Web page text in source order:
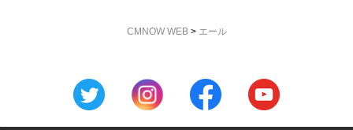
CMNOW WEB> エール